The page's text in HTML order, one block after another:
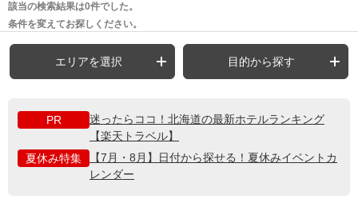
該当の検索結果は0件でした。
条件を変えてお探しください。
エリアを選択 目的から探す
PR
迷ったらココ！北海道の最新ホテルランキング
【楽天トラベル】
夏休み特集
【7月・8月】日付から探せる！夏休みイベントカ
レンダー